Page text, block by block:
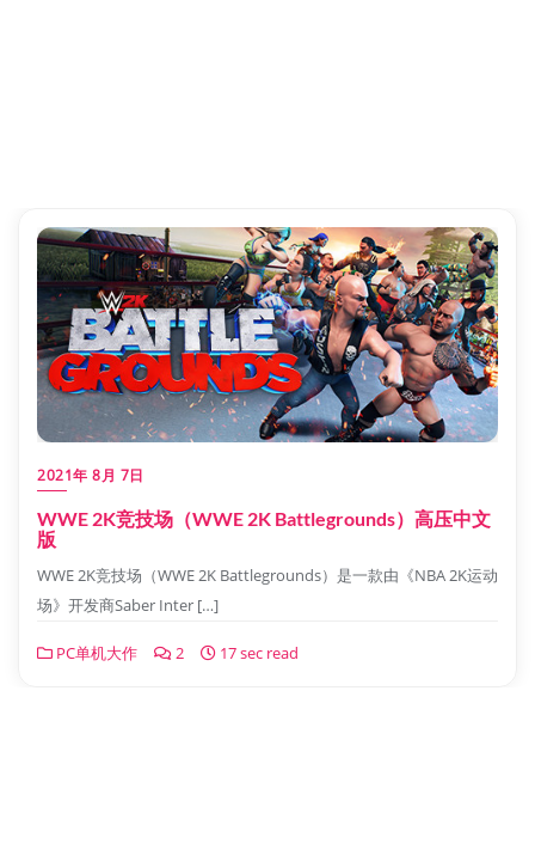
2021年 8月 7日
WWE 2K竞技场（WWE 2K Battlegrounds）高压中文
版
WWE 2K竞技场（WWE 2K Battlegrounds）是一款由《NBA 2K运动
场》开发商Saber Inter […]
PC单机大作 2 17 sec read